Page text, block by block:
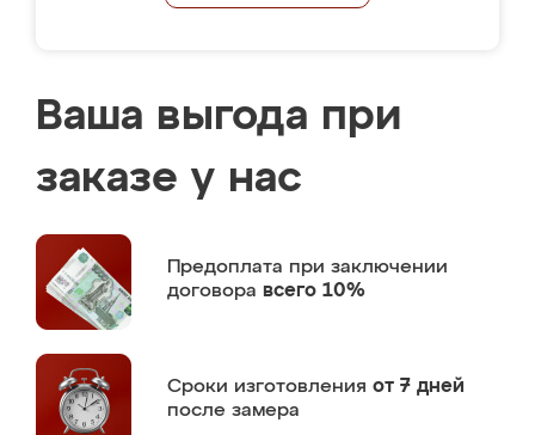
Ваша выгода при
заказе у нас
Предоплата при заключении
договора всего 10%
Сроки изготовления от 7 дней
после замера